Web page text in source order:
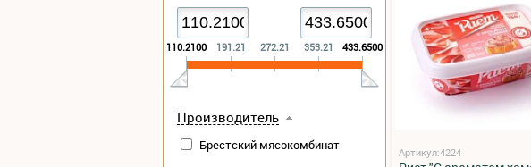
110.2100 191.21 272.21 353.21 433.6500
Производитель
Брестский мясокомбинат Артикул:4224